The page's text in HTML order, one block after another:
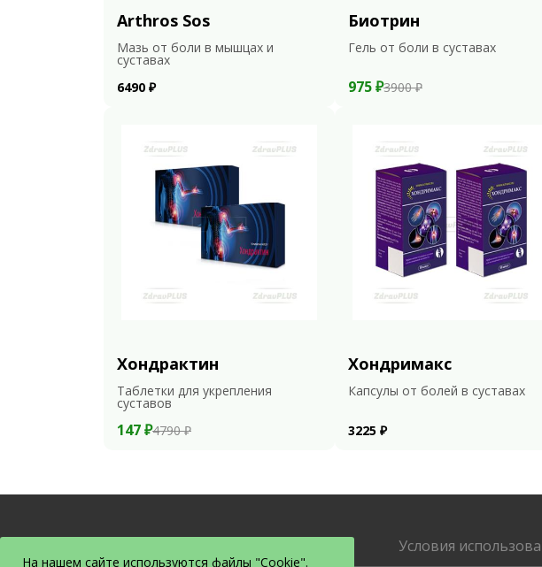
Arthros Sos
Мазь от боли в мышцах и
суставах
6490 ₽
Биотрин
Гель от боли в суставах
975 ₽3900 ₽
Хондрактин
Таблетки для укрепления
суставов
147 ₽4790 ₽
Хондримакс
Капсулы от болей в суставах
3225 ₽
Условия
На нашем сайте используются файлы "Cookie".